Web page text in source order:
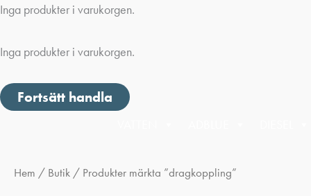
Inga produkter i varukorgen.
Inga produkter i varukorgen.
Fortsätt handla
Hem / Butik / Produkter märkta ”dragkoppling”